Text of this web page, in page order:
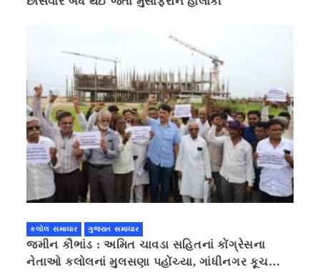
કલોલ સમાચાર ગુજરાત સમાચાર
જમીન કૌભાંડ : અમિત ચાવડા સહિતનાં કોંગ્રેસના
નેતાઓ કલોલનાં મુલસણા પહોંચ્યા, ગાંધીનગર કૂચ